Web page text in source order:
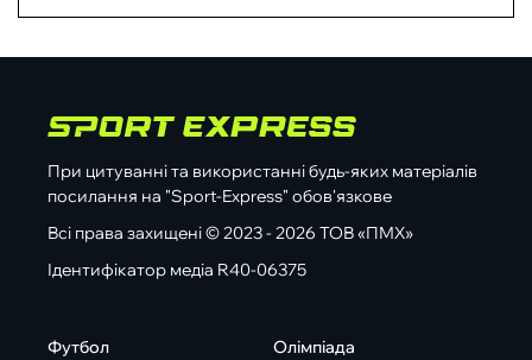
При цитуванні та використанні будь-яких матеріалів
посилання на "Sport-Express" обов'язкове
Всі права захищені © 2023 - 2026 ТОВ «ПМХ»
Ідентифікатор медіа R40-06375
Футбол
Олімпіада